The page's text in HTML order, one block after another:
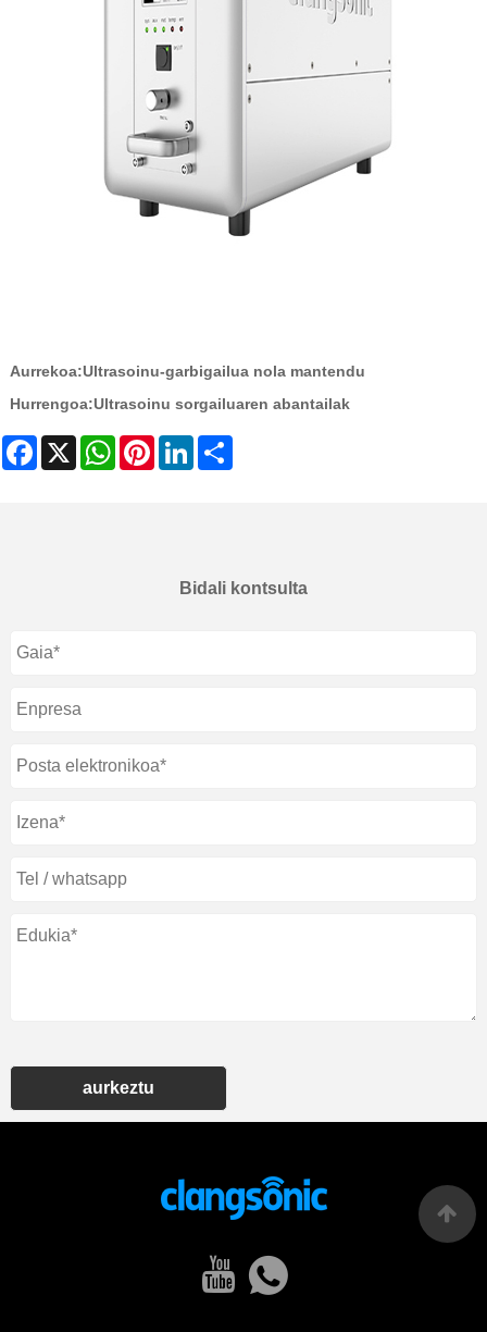
Aurrekoa:Ultrasoinu-garbigailua nola mantendu
Hurrengoa:Ultrasoinu sorgailuaren abantailak
Facebook
X WhatsAppPinterestLinkedIn
Bidali kontsulta
aurkeztu